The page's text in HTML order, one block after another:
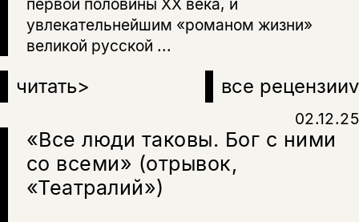
увлекательнейшим «романом жизни»
великой русской ...
читать> все рецензииv
«Все люди таковы. Бог с ними
со всеми» (отрывок,
«Театралий»)
02.12.25